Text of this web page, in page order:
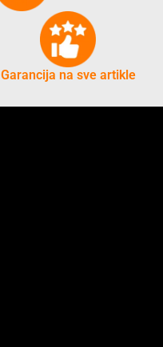
Garancija na sve artikle